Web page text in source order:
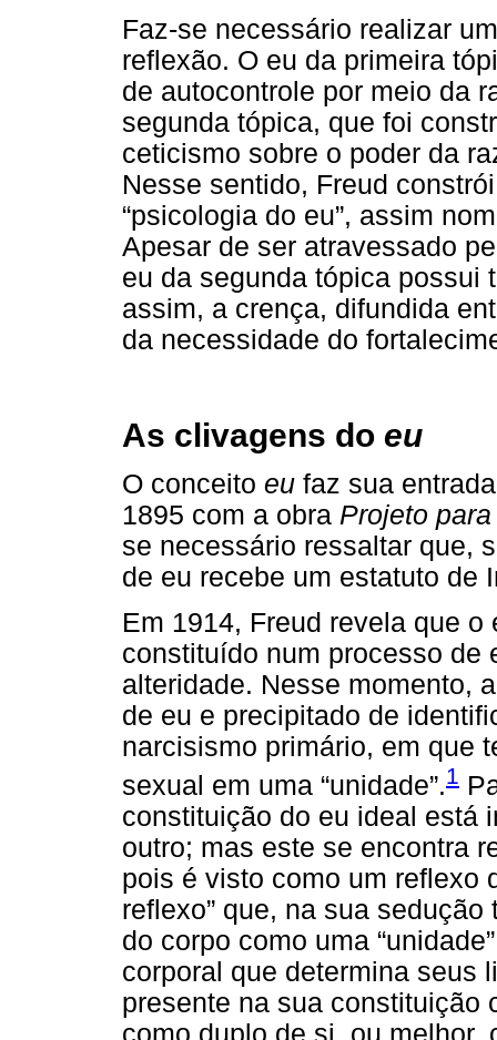
Faz-se necessário realizar
reflexão. O eu da primeira
de autocontrole por meio da
segunda tópica, que foi
ceticismo sobre o poder da
Nesse sentido, Freud
“psicologia do eu”, assim
Apesar de ser atravessado
eu da segunda tópica possui
assim, a crença, difundida
da necessidade do
As clivagens do eu
O conceito eu faz sua
1895 com a obra Projeto
se necessário ressaltar que,
de eu recebe um estatuto de
Em 1914, Freud revela que
constituído num processo de
alteridade. Nesse momento,
de eu e precipitado de
narcisismo primário, em que
sexual em uma “unidade”.1
constituição do eu ideal está
outro; mas este se encontra
pois é visto como um reflexo
reflexo” que, na sua
do corpo como uma
corporal que determina seus
presente na sua constituição
como duplo de si, ou melhor,